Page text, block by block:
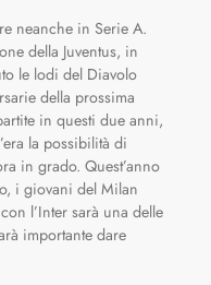
neanche in Serie A.
della Juventus, in
le lodi del Diavolo
della prossima
in questi due anni,
la possibilità di
in grado. Quest’anno
i giovani del Milan
l’Inter sarà una delle
importante dare